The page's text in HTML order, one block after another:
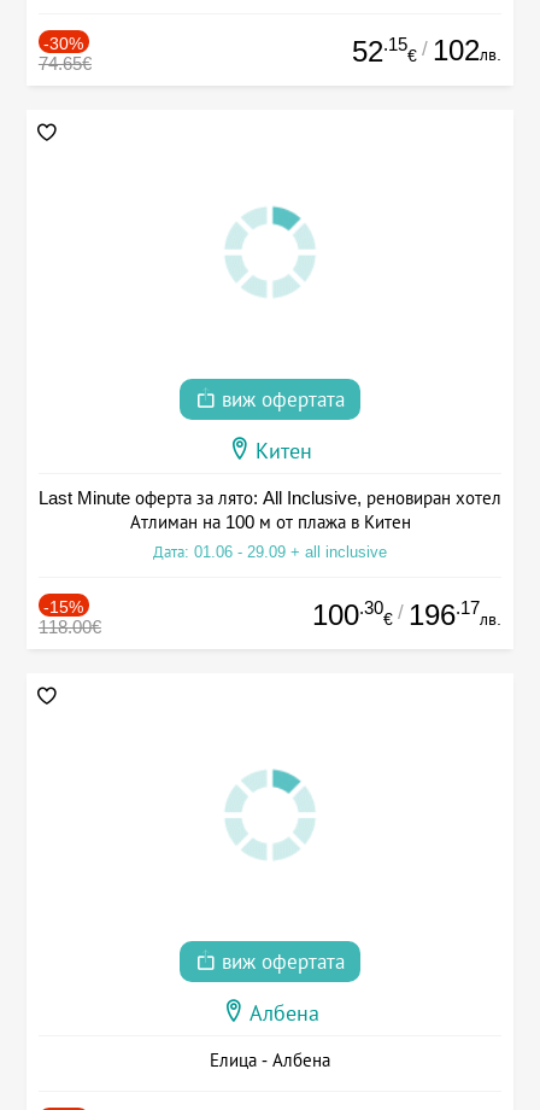
-30%
74.65€ 52.15
€ / 102лв.
виж офертата
Китен
Last Minute оферта за лято: All Inclusive, реновиран хотел
Атлиман на 100 м от плажа в Китен
Дата: 01.06 - 29.09 + all inclusive
-15%
118.00€ 100.30
€ / 196.17
лв.
виж офертата
Албена
Елица - Албена